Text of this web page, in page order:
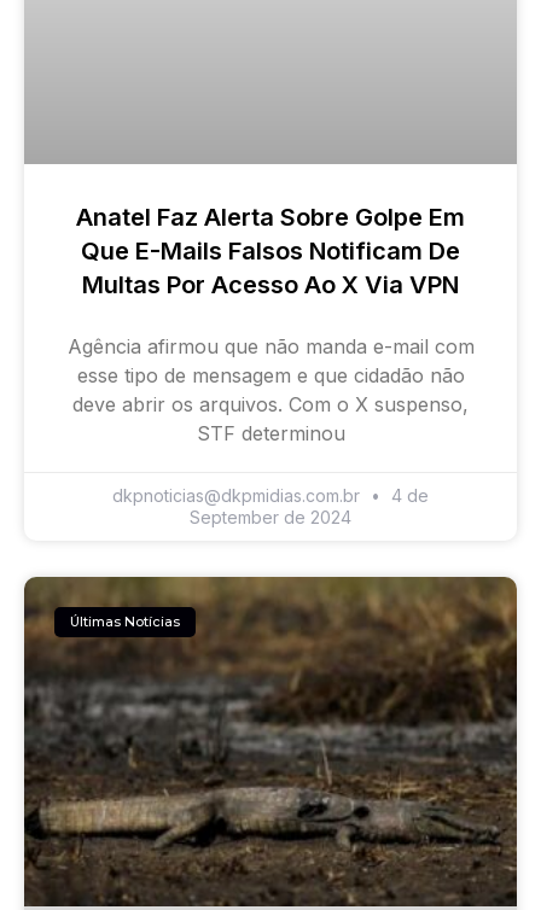
Anatel Faz Alerta Sobre Golpe Em
Que E-Mails Falsos Notificam De
Multas Por Acesso Ao X Via VPN
Agência afirmou que não manda e-mail com
esse tipo de mensagem e que cidadão não
deve abrir os arquivos. Com o X suspenso,
STF determinou
dkpnoticias@dkpmidias.com.br
4 de
September de 2024
Últimas Notícias